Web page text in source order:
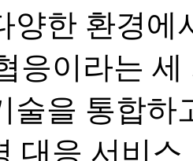
양한 환경에
응이라는
술을 통합하
대응 서비